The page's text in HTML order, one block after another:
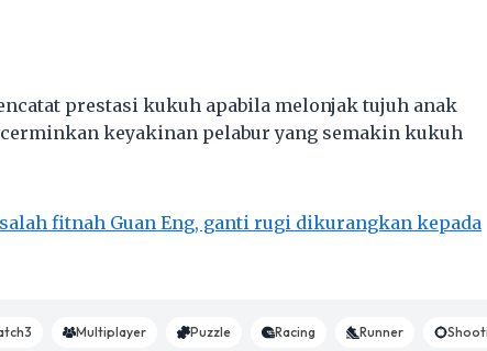
prestasi kukuh apabila melonjak tujuh anak
keyakinan pelabur yang semakin kukuh
fitnah Guan Eng, ganti rugi dikurangkan kepada